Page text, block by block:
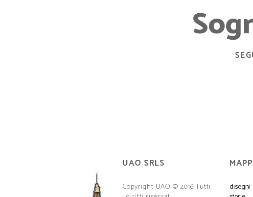
UAO SRLS
Copyright UAO © 2016 Tutti
disegni